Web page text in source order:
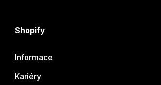
Shopify
Informace
Kariéry